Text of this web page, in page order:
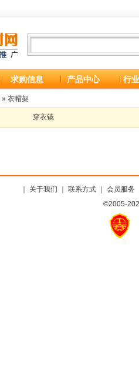
求购信息 产品中心 行
» 衣帽架
穿衣镜
关于我们 联系方式｜ 会员服务
©2005-